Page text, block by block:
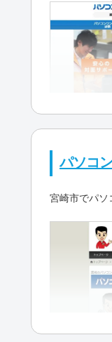
駆け
こ
パソコ
宮崎市でパ